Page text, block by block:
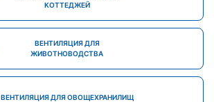
КОТТЕДЖЕЙ
ВЕНТИЛЯЦИЯ ДЛЯ
ЖИВОТНОВОДСТВА
ВЕНТИЛЯЦИЯ ДЛЯ ОВОЩЕХРАНИЛИЩ